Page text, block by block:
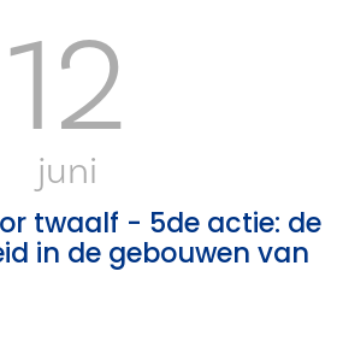
12
juni
twaalf - 5de actie: de
in de gebouwen van